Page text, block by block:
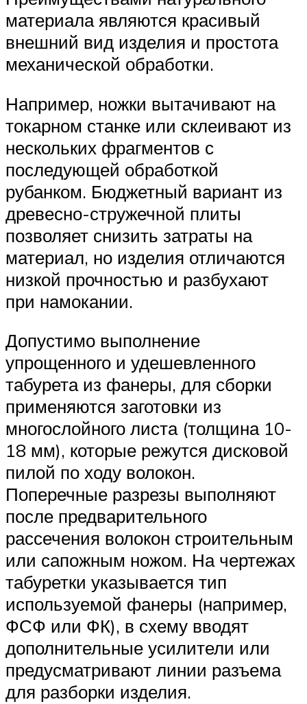
материала являются красивый
внешний вид изделия и простота
механической обработки.
Например, ножки вытачивают на
токарном станке или склеивают из
нескольких фрагментов с
последующей обработкой
рубанком. Бюджетный вариант из
древесно-стружечной плиты
позволяет снизить затраты на
материал, но изделия отличаются
низкой прочностью и разбухают
при намокании.
Допустимо выполнение
упрощенного и удешевленного
табурета из фанеры, для сборки
применяются заготовки из
многослойного листа (толщина 10-
18 мм), которые режутся дисковой
пилой по ходу волокон.
Поперечные разрезы выполняют
после предварительного
рассечения волокон строительным
или сапожным ножом. На чертежах
табуретки указывается тип
используемой фанеры (например,
ФСФ или ФК), в схему вводят
дополнительные усилители или
предусматривают линии разъема
для разборки изделия.